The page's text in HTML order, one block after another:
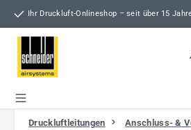
Zum Hauptinhalt springen
Ihr Druckluft-Onlineshop – seit über 15
Druckluftleitungen
Anschluss- &